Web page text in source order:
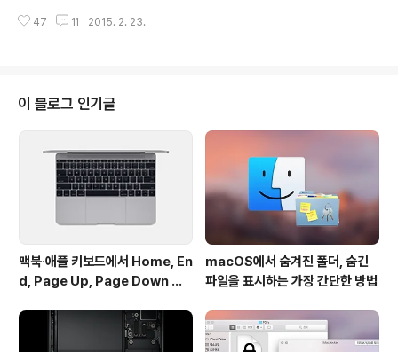
내놓은 바 있습니다. 일각에서는 생산성 향상을 꾀하기 위
는데, 새로 알려진 소식에 의하면 OS X 요세미티가 설치된
전까지는 맥, 아이폰 또는 아이패드에 대응하는 배지 이미
지만 마련돼 있었는데, 10.10.2 버전에 애플워치 배지가
새로이 추가됐다는 것입니다. 핸드오프를 사용할 때 독 막
대 왼쪽에 나타나는 바로 그 배지입니다. 아직 이미지만 발
견된 것이라 어떤 식으로 작동할지 구체적으로 알려진 것
은 없지만, 최소한 ..
47 11 2015. 2. 23.
이 블로그 인기글
맥북∙애플 키보드에서 Home, En
d, Page Up, Page Down 키
macOS에서 숨겨진 폴더, 숨긴
파일을 표시하는 가장 간단한 방법